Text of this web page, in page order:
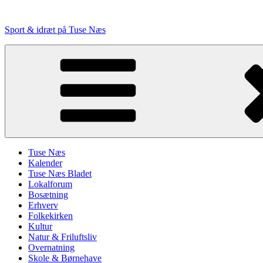
indhold
Sport & idræt på Tuse Næs
Tuse Næs
Kalender
Tuse Næs Bladet
Lokalforum
Bosætning
Erhverv
Folkekirken
Kultur
Natur & Friluftsliv
Overnatning
Skole & Børnehave